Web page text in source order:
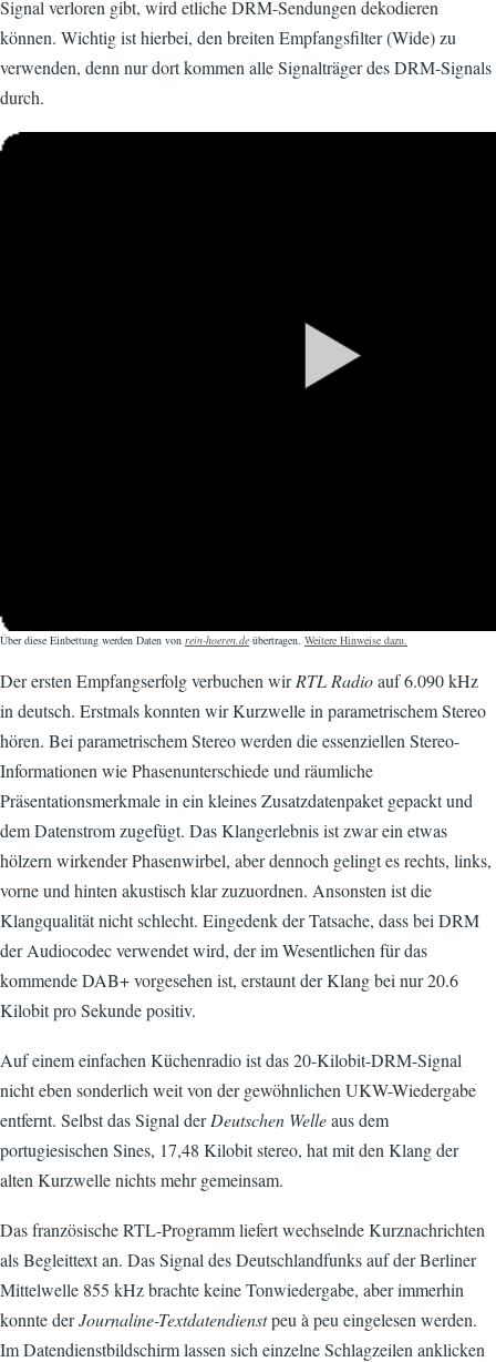
Signal verloren gibt, wird etliche DRM-Sendungen dekodieren
können. Wichtig ist hierbei, den breiten Empfangsfilter (Wide) zu
verwenden, denn nur dort kommen alle Signalträger des DRM-Signals
durch.
Über diese Einbettung werden Daten von rein-hoeren.de übertragen. Weitere Hinweise dazu.
Der ersten Empfangserfolg verbuchen wirRTL Radioauf 6.090 kHz
in deutsch. Erstmals konnten wir Kurzwelle in parametrischem Stereo
hören. Bei parametrischem Stereo werden die essenziellen Stereo-
Informationen wie Phasenunterschiede und räumliche
Präsentationsmerkmale in ein kleines Zusatzdatenpaket gepackt und
dem Datenstrom zugefügt. Das Klangerlebnis ist zwar ein etwas
hölzern wirkender Phasenwirbel, aber dennoch gelingt es rechts, links,
vorne und hinten akustisch klar zuzuordnen. Ansonsten ist die
Klangqualität nicht schlecht. Eingedenk der Tatsache, dass bei DRM
der Audiocodec verwendet wird, der im Wesentlichen für das
kommende DAB+ vorgesehen ist, erstaunt der Klang bei nur 20.6
Kilobit pro Sekunde positiv.
Auf einem einfachen Küchenradio ist das 20-Kilobit-DRM-Signal
nicht eben sonderlich weit von der gewöhnlichen UKW-Wiedergabe
entfernt. Selbst das Signal derDeutschen Welleaus dem
portugiesischen Sines, 17,48 Kilobit stereo, hat mit den Klang der
alten Kurzwelle nichts mehr gemeinsam.
Das französische RTL-Programm liefert wechselnde Kurznachrichten
als Begleittext an. Das Signal des Deutschlandfunks auf der Berliner
Mittelwelle 855 kHz brachte keine Tonwiedergabe, aber immerhin
konnte derJournaline-Textdatendienstpeu à peu eingelesen werden.
Im Datendienstbildschirm lassen sich einzelne Schlagzeilen anklicken